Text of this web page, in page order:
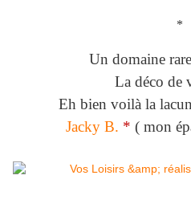
*
Un domaine
La déco de
Eh bien voilà la
Jacky B. * ( mon